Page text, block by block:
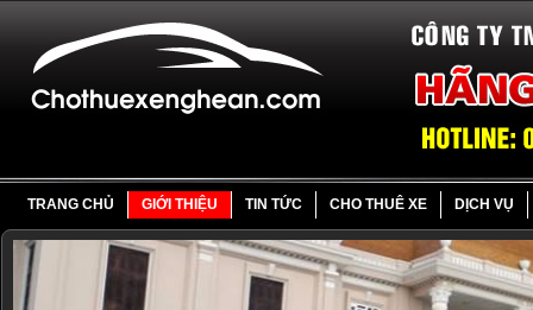
TRANG CHỦ GIỚI THIỆU TIN TỨC CHO THUÊ XE DỊCH VỤ